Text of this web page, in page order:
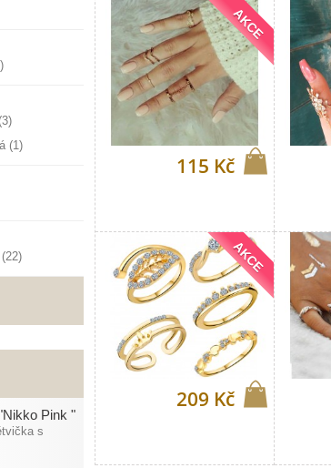
(3)
(1)
(22)
Pink "
s
115 Kč
AKCE
209 Kč
AKCE